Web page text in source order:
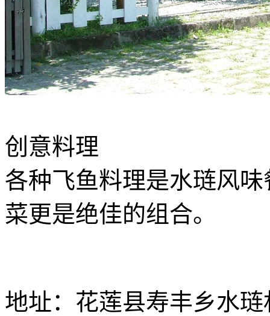
创意料理
各种飞鱼料理是水琏风
菜更是绝佳的组合。
地址：花莲县寿丰乡水